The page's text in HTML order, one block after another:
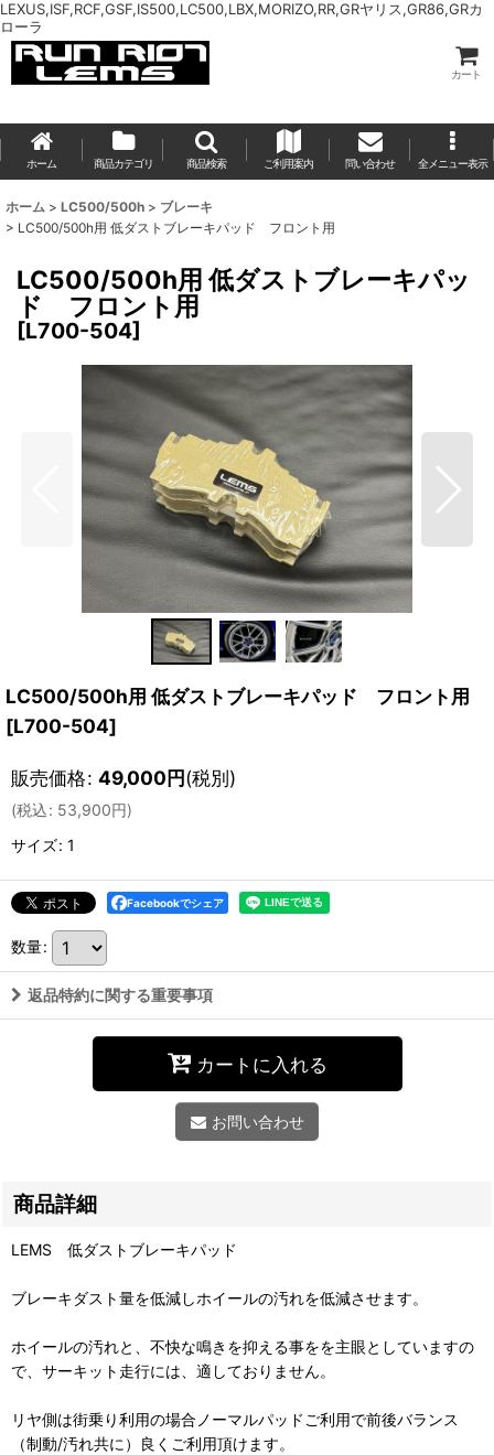
LEXUS,ISF,RCF,GSF,IS500,LC500,LBX,MORIZO,RR,GRヤリス,GR86,GRカ
ローラ
カート
ホーム 商品カテゴリ 商品検索 ご利用案内 問い合わせ 全メニュー表示
ホーム > LC500/500h > ブレーキ
> LC500/500h用 低ダストブレーキパッド フロント用
LC500/500h用 低ダストブレーキパッ
ド フロント用
[L700-504]
LC500/500h用 低ダストブレーキパッド フロント用
[L700-504]
販売価格: 49,000円(税別)
(税込: 53,900円)
サイズ: 1
Facebookでシェア
数量:
返品特約に関する重要事項
カートに入れる
お問い合わせ
商品詳細
LEMS 低ダストブレーキパッド
ブレーキダスト量を低減しホイールの汚れを低減させます。
ホイールの汚れと、不快な鳴きを抑える事をを主眼としていますの
で、サーキット走行には、適しておりません。
リヤ側は街乗り利用の場合ノーマルパッドご利用で前後バランス
（制動/汚れ共に）良くご利用頂けます。